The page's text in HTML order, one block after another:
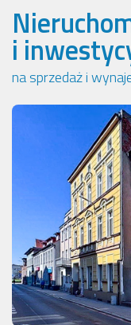
i
na sprzedaż i